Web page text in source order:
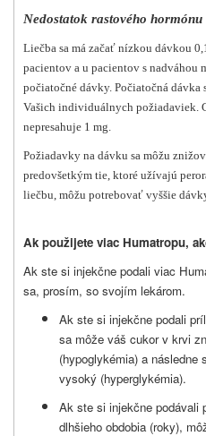
Nedostatok rastového hormónu
Liečba sa má začať nízkou dávkou
pacientov a u pacientov s nadváhou
počiatočné dávky. Počiatočná
Vašich individuálnych požiadaviek.
nepresahuje 1 mg.
Požiadavky na dávku sa môžu
predovšetkým tie, ktoré užívajú
liečbu, môžu potrebovať vyššie
Ak použijete viac Humatropu,
Ak ste si injekčne podali viac
sa, prosím, so svojím lekárom.
Ak ste si injekčne podali
sa môže váš cukor v krvi
(hypoglykémia) a
vysoký (hyperglykémia).
Ak ste si injekčne podávali
dlhšieho obdobia (roky),